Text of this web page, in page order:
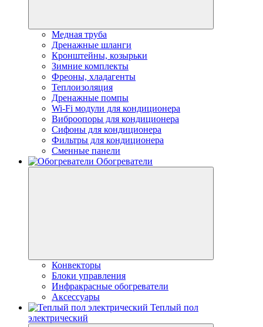
Медная труба
Дренажные шланги
Кронштейны, козырьки
Зимние комплекты
Фреоны, хладагенты
Теплоизоляция
Дренажные помпы
Wi-Fi модули для кондиционера
Виброопоры для кондиционера
Сифоны для кондиционера
Фильтры для кондиционера
Сменные панели
Обогреватели
Конвекторы
Блоки управления
Инфракрасные обогреватели
Аксессуары
Теплый пол
электрический